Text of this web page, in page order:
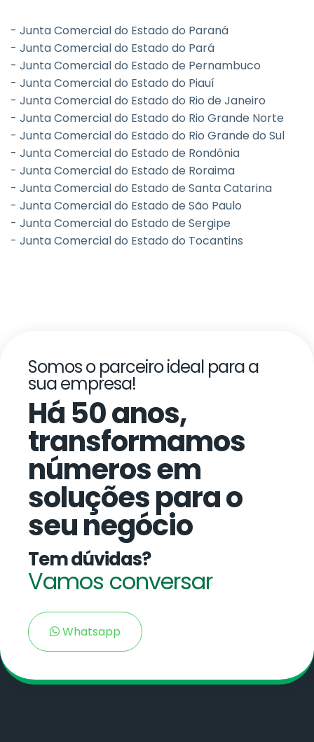
- Junta Comercial do Estado do Paraná
- Junta Comercial do Estado do Pará
- Junta Comercial do Estado de Pernambuco
- Junta Comercial do Estado do Piauí
- Junta Comercial do Estado do Rio de Janeiro
- Junta Comercial do Estado do Rio Grande Norte
- Junta Comercial do Estado do Rio Grande do Sul
- Junta Comercial do Estado de Rondônia
- Junta Comercial do Estado de Roraima
- Junta Comercial do Estado de Santa Catarina
- Junta Comercial do Estado de São Paulo
- Junta Comercial do Estado de Sergipe
- Junta Comercial do Estado do Tocantins
Somos o parceiro ideal para a
sua empresa!
Há 50 anos,
transformamos
números em
soluções para o
seu negócio
Tem dúvidas?
Vamos conversar
Whatsapp